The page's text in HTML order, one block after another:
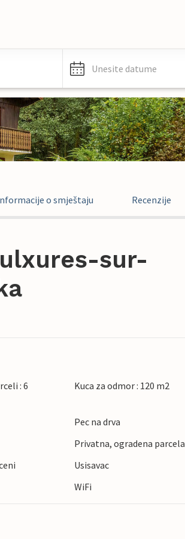
Unesite datume
o smještaju Recenzije
sur-
: 6
Kuca za odmor : 120 m2
Pec na drva
Privatna, ogradena parcela
Usisavac
WiFi